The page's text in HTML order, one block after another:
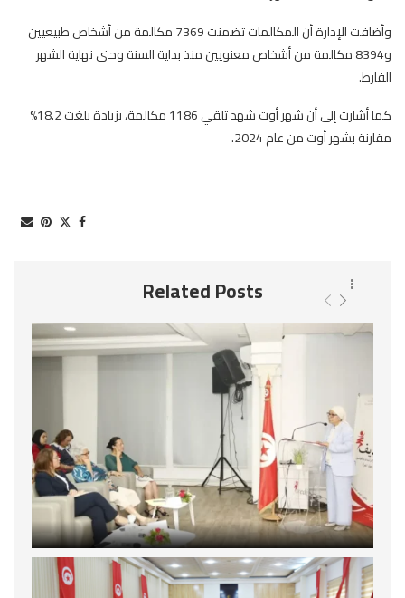
وأضافت الإدارة أن المكالمات تضمنت 7369 مكالمة من أشخاص طبيعيين
و8394 مكالمة من أشخاص معنويين منذ بداية السنة وحتى نهاية الشهر
الفارط.
كما أشارت إلى أن شهر أوت شهد تلقي 1186 مكالمة، بزيادة بلغت 18.2%
مقارنة بشهر أوت من عام 2024.
Related Posts